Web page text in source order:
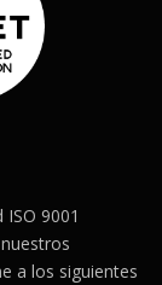
9001
a los siguientes